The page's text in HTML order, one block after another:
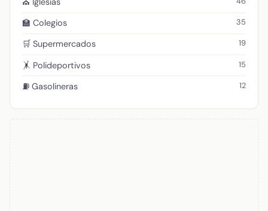
🏫 Colegios 35
🛒 Supermercados 19
🤸 Polideportivos 15
⛽ Gasolineras 12